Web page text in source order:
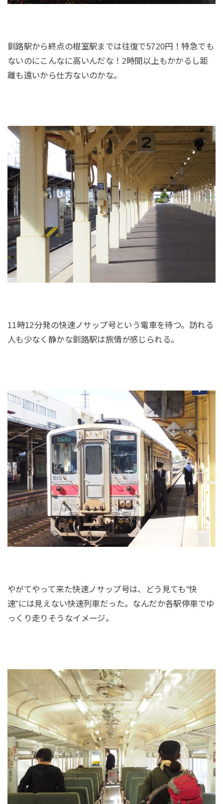
釧路駅から終点の根室駅までは往復で5720円！特急でも
ないのにこんなに高いんだな！2時間以上もかかるし距
離も遠いから仕方ないのかな。
11時12分発の快速ノサップ号という電車を待つ。訪れる
人も少なく静かな釧路駅は旅情が感じられる。
やがてやって来た快速ノサップ号は、どう見ても”快
速”には見えない快速列車だった。なんだか各駅停車でゆ
っくり走りそうなイメージ。